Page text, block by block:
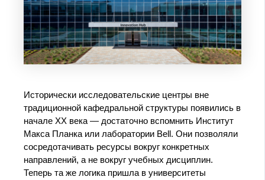
Исторически исследовательские центры вне
традиционной кафедральной структуры появились в
начале XX века — достаточно вспомнить Институт
Макса Планка или лаборатории Bell. Они позволяли
сосредотачивать ресурсы вокруг конкретных
направлений, а не вокруг учебных дисциплин.
Теперь та же логика пришла в университеты